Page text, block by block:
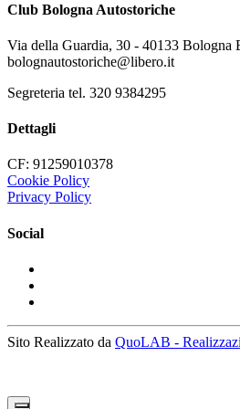
Club Bologna Autostoriche
Via della Guardia, 30 - 40133 Bologna
bolognautostoriche@libero.it
Segreteria tel. 320 9384295
Dettagli
CF: 91259010378
Cookie Policy
Privacy Policy
Social
Sito Realizzato da QuoLAB -
X